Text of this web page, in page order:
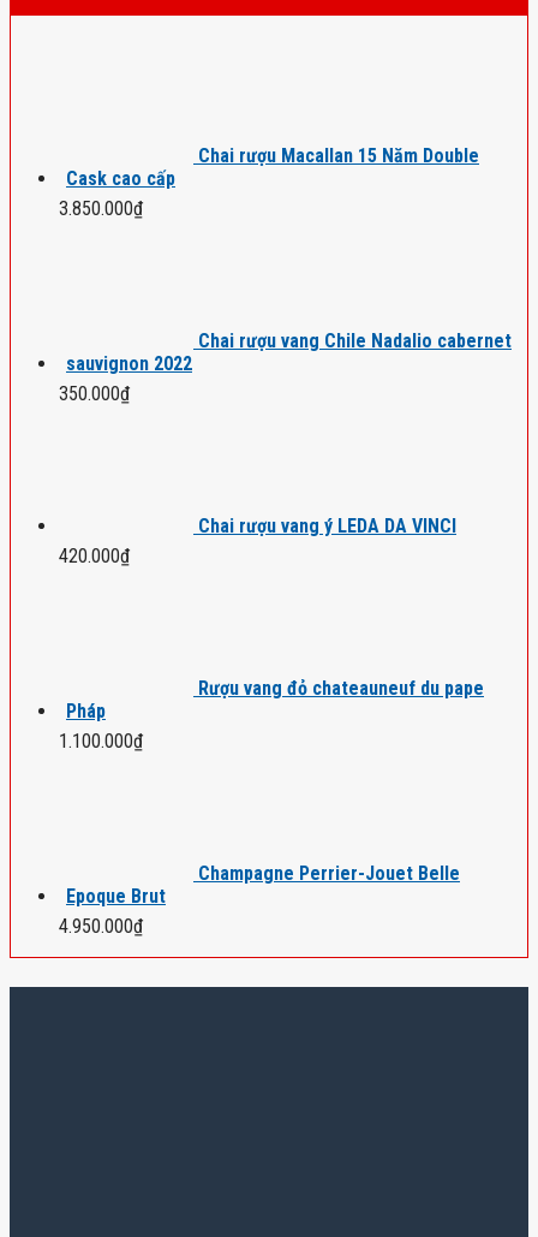
Chai rượu Macallan 15 Năm Double
Cask cao cấp
3.850.000₫
Chai rượu vang Chile Nadalio cabernet
sauvignon 2022
350.000₫
Chai rượu vang ý LEDA DA VINCI
420.000₫
Rượu vang đỏ chateauneuf du pape
Pháp
1.100.000₫
Champagne Perrier-Jouet Belle
Epoque Brut
4.950.000₫